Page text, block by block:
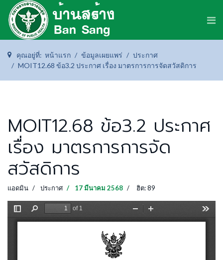
คุณอยู่ที่: หน้าแรก ข้อมูลเผยแพร่
ประกาศ
MOIT12.68 ข้อ3.2 ประกาศ เรื่อง มาตรการการจัดสวัสดิการ
MOIT12.68 ข้อ3.2 ประกาศ
เรื่อง มาตรการการจัด
สวัสดิการ
แอดมิน ประกาศ 17 มีนาคม 2568 ฮิต: 89